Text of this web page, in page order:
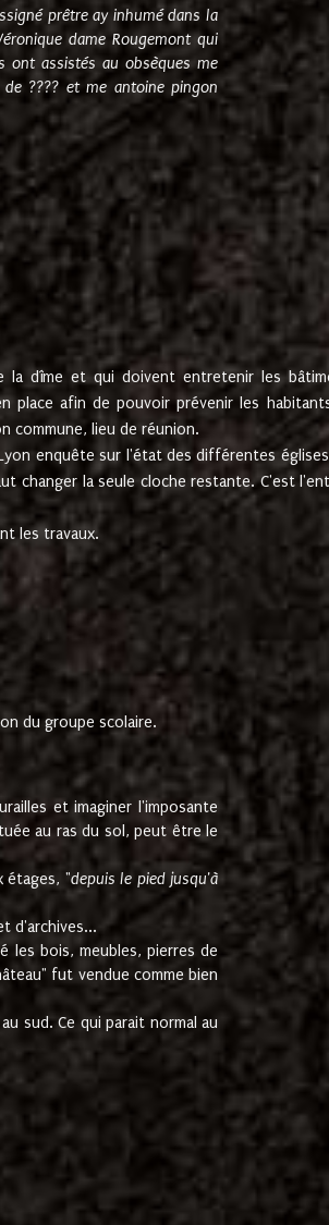
prêtre ay inhumé dans la
dame Rougemont qui
ont assistés au obsèques me
???? et me antoine pingon
la dîme et qui doivent entretenir les
place afin de pouvoir prévenir les
commune, lieu de réunion.
enquête sur l'état des différentes
changer la seule cloche restante. C'est
les travaux.
du groupe scolaire.
et imaginer l'imposante
au ras du sol, peut être le
étages, "depuis le pied jusqu'à
d'archives...
les bois, meubles, pierres de
fut vendue comme bien
sud. Ce qui parait normal au